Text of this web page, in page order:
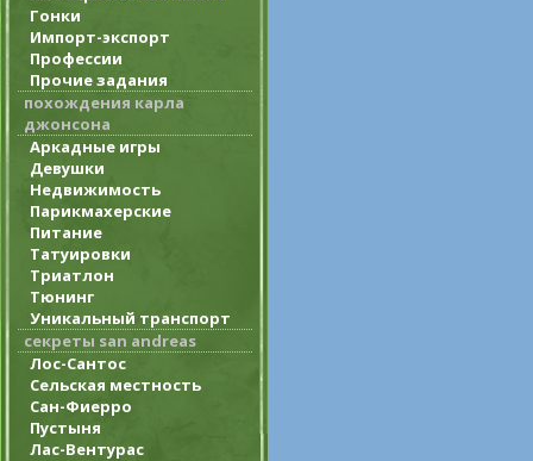
Гонки
Импорт-экспорт
Профессии
Прочие задания
похождения карла
джонсона
Аркадные игры
Девушки
Недвижимость
Парикмахерские
Питание
Татуировки
Триатлон
Тюнинг
Уникальный транспорт
секреты san andreas
Лос-Сантос
Сельская местность
Сан-Фиерро
Пустыня
Лас-Вентурас